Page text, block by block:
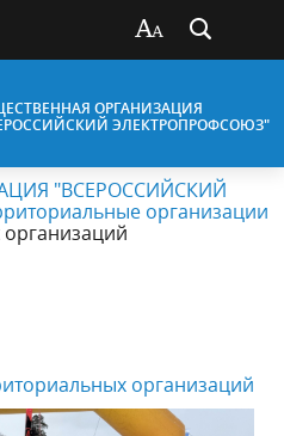
ОРГАНИЗАЦИЯ
ЭЛЕКТРОПРОФСОЮЗ"
"ВСЕРОССИЙСКИЙ
организации
организаций